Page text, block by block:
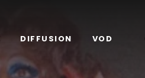
DIFFUSION VOD